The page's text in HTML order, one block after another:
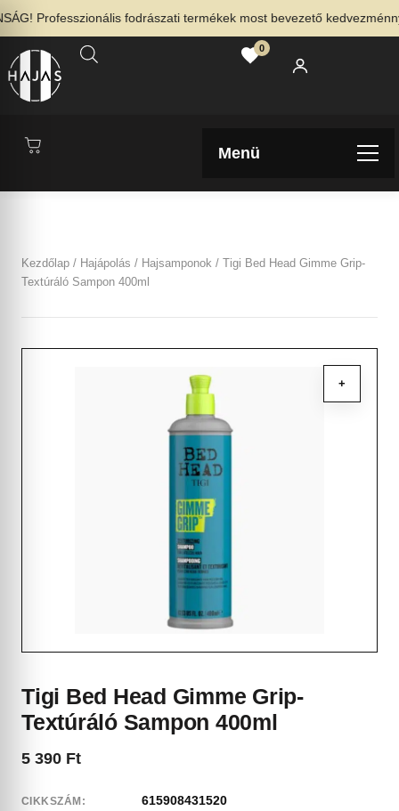
Professzionális fodrászati termékek most bevezető
0
Menü
Kezdőlap / Hajápolás / Hajsamponok / Tigi Bed Head Gimme Grip-
Textúráló Sampon 400ml
+
Tigi Bed Head Gimme Grip-
Textúráló Sampon 400ml
5 390 Ft
CIKKSZÁM: 615908431520